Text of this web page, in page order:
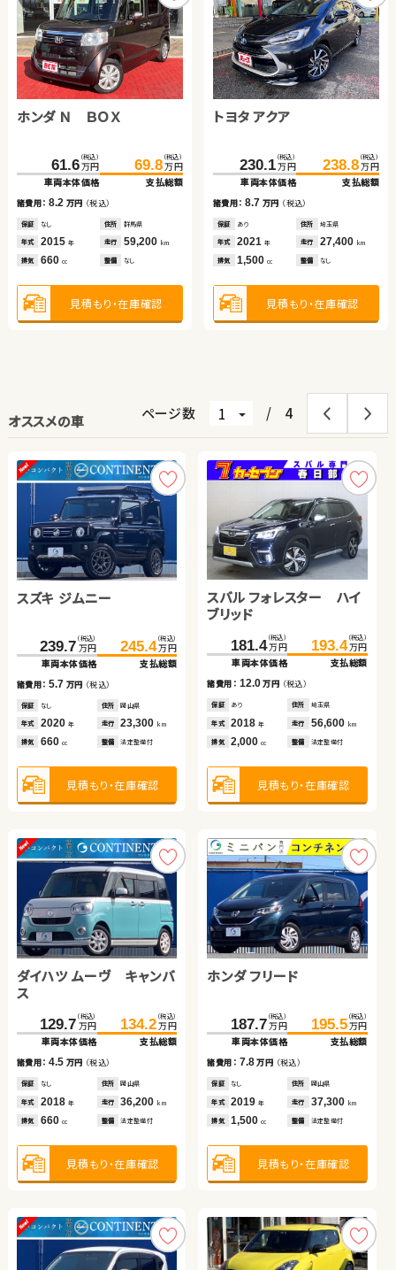
ホンダ Ｎ ＢＯＸ
61.6 （税込）
万円
車両本体価格
69.8 （税込）
万円
支払総額
諸費用：8.2 万円 （税込）
保証 なし 住所 群馬県
年式 2015 年 走行 59,200 km
排気 660 cc 整備 なし
見積もり・在庫確認
トヨタ アクア
230.1 （税込）
万円
車両本体価格
238.8 （税込）
万円
支払総額
諸費用：8.7 万円 （税込）
保証 あり 住所 埼玉県
年式 2021 年 走行 27,400 km
排気 1,500 cc 整備 なし
見積もり・在庫確認
オススメの車 ページ数 / 4
スズキ ジムニー
239.7 （税込）
万円
車両本体価格
245.4（税込）
万円
支払総額
諸費用：5.7 万円 （税込）
保証 なし 住所 岡山県
年式 2020 年 走行 23,300 km
排気 660 cc 整備 法定整備付
見積もり・在庫確認
スバル フォレスター ハイ
ブリッド
181.4 （税込）
万円
車両本体価格
193.4 （税込）
万円
支払総額
諸費用： 12.0万円 （税込）
保証 あり 住所 埼玉県
年式 2018年 走行 56,600 km
排気 2,000cc 整備 法定整備付
見積もり・在庫確認
ダイハツ ムーヴ キャンバ
ス
129.7 （税込）
万円
車両本体価格
134.2 （税込）
万円
支払総額
諸費用：4.5 万円 （税込）
保証 なし 住所 岡山県
年式 2018 年 走行 36,200 km
排気 660 cc 整備 法定整備付
見積もり・在庫確認
ホンダ フリード
187.7 （税込）
万円
車両本体価格
195.5 （税込）
万円
支払総額
諸費用： 7.8万円 （税込）
保証 なし 住所 岡山県
年式 2019年 走行 37,300 km
排気 1,500cc 整備 法定整備付
見積もり・在庫確認
トヨタ ヴェルファイア ハ
885.0 （税込）
万円
車両本体価格
899.7（税込）
万円
支払総額
諸費用：14.7万円（税込）
保証 あり 住所 福島県
年式 2025 年 走行 5,700km
排気 2,500 整備 法定整備付
見積もり・在庫確認
トヨタ アルファード ハイ
ブリッド
174.7 （税込）
万円
車両本体価格
189.4 （税込）
万円
支払総額
諸費用： 14.7万円 （税込）
保証 あり 住所 岩手県
年式 2014年 走行 61,400 km
排気 2,400cc 整備 法定整備付
見積もり・在庫確認
ホンダ フィット ハイブリ
ッド
100.0 （税込）
万円
車両本体価格
115.9 （税込）
万円
支払総額
諸費用：15.9万円（税込）
保証 あり 住所 岩手県
年式 2018 年 走行 83,000 km
排気 1,500 整備 法定整備付
見積もり・在庫確認
トヨタ アクア
106.7 （税込）
万円
車両本体価格
117.6 （税込）
万円
支払総額
諸費用： 10.9万円（税込）
保証 あり 住所 青森県
年式 2018年 走行 106,700km
排気 1,500cc 整備 法定整備付
見積もり・在庫確認
スズキ アルト ＨＢ
19.7 （税込）
万円
車両本体価格
29.7（税込）
万円
支払総額
諸費用：10.0万円（税込）
保証 なし 住所 大分県
年式 2014 年 走行 119,600km
排気 660 cc 整備 法定整備付
見積もり・在庫確認
日産 セレナ
79.8（税込）
万円
車両本体価格
諸費用：19.4万円 （税込）
保証 あり 住所 神奈川県
排気 2,000cc 整備 法定整備付
トヨタ ヴォクシー
205.0
車両本体価格
220.3 万円
支払総額
諸費用：15.3万円（税込）
保証 あり 住所 千葉県
年式 2017年 走行 60,300km
見積もり・在庫確認
スズキ アルト ＨＢ
73.0万円
車両本体価格
諸費用：6.8 万円 （税込）
保証 あり 住所 岡山県
排気 660 整備 法定整備付
トヨタ ルーミー
99.7 （税込）
万円
車両本体価格
106.8（税込）
万円
支払総額
諸費用：7.1 万円 （税込）
保証 なし 住所 岡山県
年式 2018 年 走行 33,800 km
排気 1,000 整備 法定整備付
見積もり・在庫確認
スズキ ワゴンＲ
41.2 （税込）
万円
車両本体価格
49.8 （税込）
万円
支払総額
諸費用： 8.6万円（税込）
保証 あり 住所 宮城県
年式 2013年 走行 81,800 km
排気 660cc 整備 法定整備付
見積もり・在庫確認